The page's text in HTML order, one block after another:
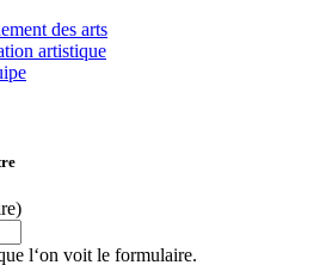
des arts
artistique
l‘on voit le formulaire.